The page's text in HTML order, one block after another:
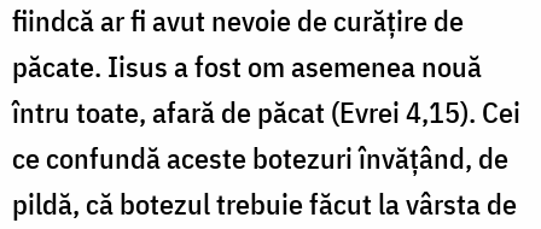
fiindcă ar fi avut nevoie de curăţire de
păcate. Iisus a fost om asemenea nouă
întru toate, afară de păcat (Evrei 4,15). Cei
ce confundă aceste botezuri învăţând, de
pildă, că botezul trebuie făcut la vârsta de